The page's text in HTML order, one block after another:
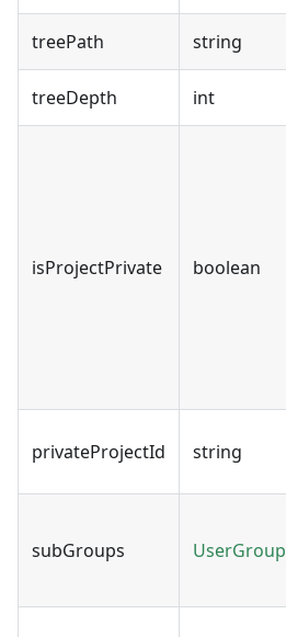
treePath string
treeDepth int
isProjectPrivate boolean
privateProjectId string
subGroups UserGroup